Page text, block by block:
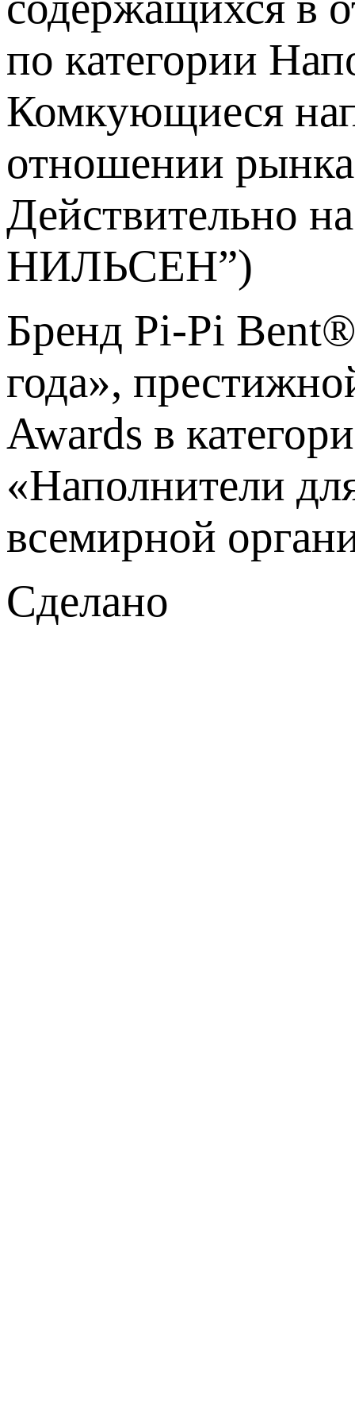
по категории
Комкующиеся
отношении
Действительно
НИЛЬСЕН”)
Бренд Pi-Pi
года»,
Awards в
«Наполнители
всемирной
Сделано